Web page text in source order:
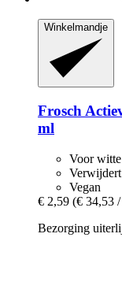
Winkelmandje
Frosch
ml
Voor
Vegan
€ 2,59 (€ 34,53
Bezorging